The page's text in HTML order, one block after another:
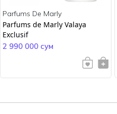
Parfums De Marly
Parfums de Marly Valaya
Exclusif
2 990 000 сум